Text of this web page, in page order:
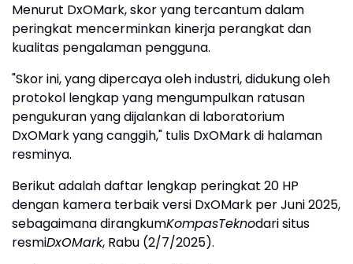
Menurut DxOMark, skor yang tercantum dalam
peringkat mencerminkan kinerja perangkat dan
kualitas pengalaman pengguna.
"Skor ini, yang dipercaya oleh industri, didukung oleh
protokol lengkap yang mengumpulkan ratusan
pengukuran yang dijalankan di laboratorium
DxOMark yang canggih," tulis DxOMark di halaman
resminya.
Berikut adalah daftar lengkap peringkat 20 HP
dengan kamera terbaik versi DxOMark per Juni 2025,
sebagaimana dirangkumKompasTeknodari situs
resmiDxOMark, Rabu (2/7/2025).